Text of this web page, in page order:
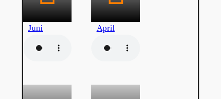
Juni April